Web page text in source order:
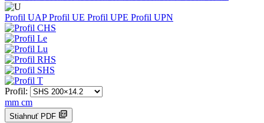
Profil UAPProfil UE Profil UPE Profil UPN
Profil:
mm cm
Stiahnuť PDF